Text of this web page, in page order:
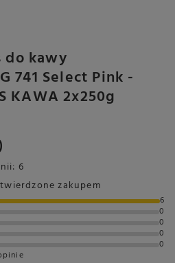
do kawy
741 Select Pink -
KAWA 2x250g
6
zakupem
6
0
0
0
0